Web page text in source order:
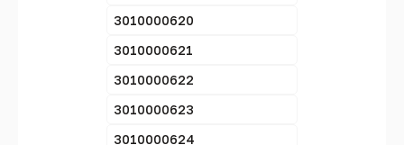
3010000620
3010000621
3010000622
3010000623
3010000624